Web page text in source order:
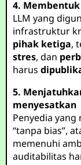
4.
LLM yang
infrastruktur
pihak ketiga,
stres, dan
harus
5.
menyesatkan
Penyedia yang
“tanpa bias”,
memenuhi
auditabilitas